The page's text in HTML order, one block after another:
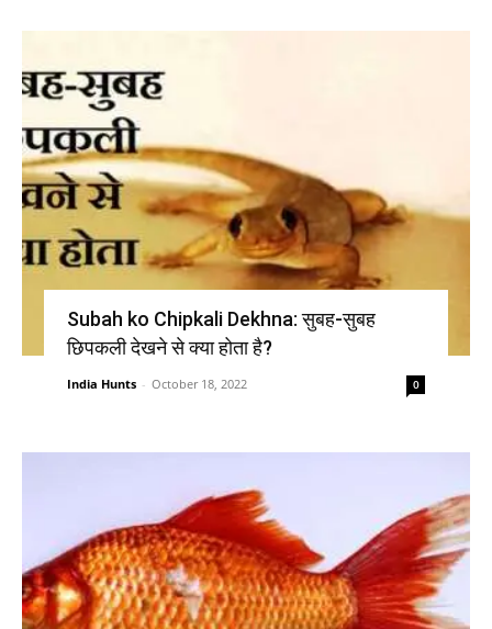
Subah ko Chipkali Dekhna: सुबह-सुबह
छिपकली देखने से क्या होता है?
India Hunts - October 18, 2022 0